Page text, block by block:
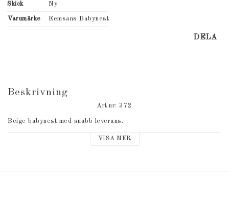
Skick Ny
Varumärke Eemsans Babynest
DELA
Beskrivning
Art.nr: 372
Beige babynest med snabb leverans.
VISA MER